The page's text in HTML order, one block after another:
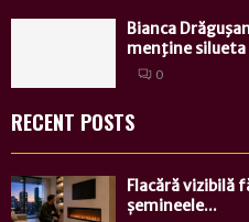
Bianca
menţine silueta
0
RECENT POSTS
Flacără vizibilă
șemineele...